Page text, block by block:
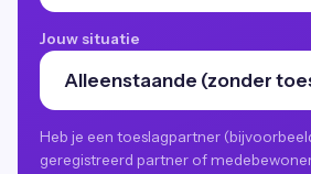
Jouw situatie
Heb je een toeslagpartner
geregistreerd partner of